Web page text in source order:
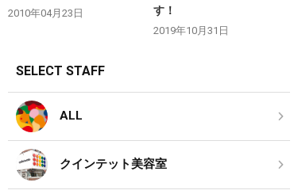
2010年04月23日
す！
2019年10月31日
SELECT STAFF
ALL
クインテット美容室